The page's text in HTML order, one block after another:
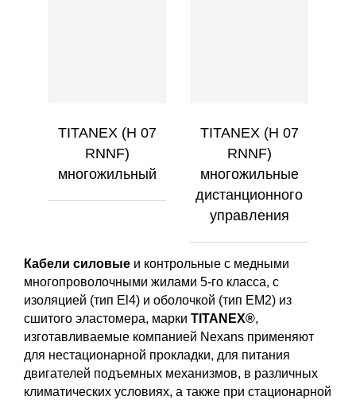
TITANEX (H 07
RNNF)
многожильный
TITANEX (H 07
RNNF)
многожильные
дистанционного
управления
Кабели силовые и контрольные с медными
многопроволочными жилами 5-го класса, с
изоляцией (тип El4) и оболочкой (тип EM2) из
сшитого эластомера, марки TITANEX®,
изготавливаемые компанией Nexans применяют
для нестационарной прокладки, для питания
двигателей подъемных механизмов, в различных
климатических условиях, а также при стационарной